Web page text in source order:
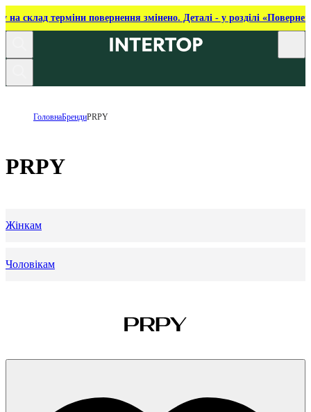
на склад терміни повернення змінено. Деталі - у розділі
ГоловнаБрендиPRPY
PRPY
Жінкам
Чоловікам